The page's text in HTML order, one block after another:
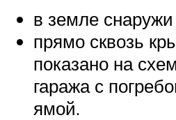
в земле
прямо сквозь
показано на
гаража с
ямой.